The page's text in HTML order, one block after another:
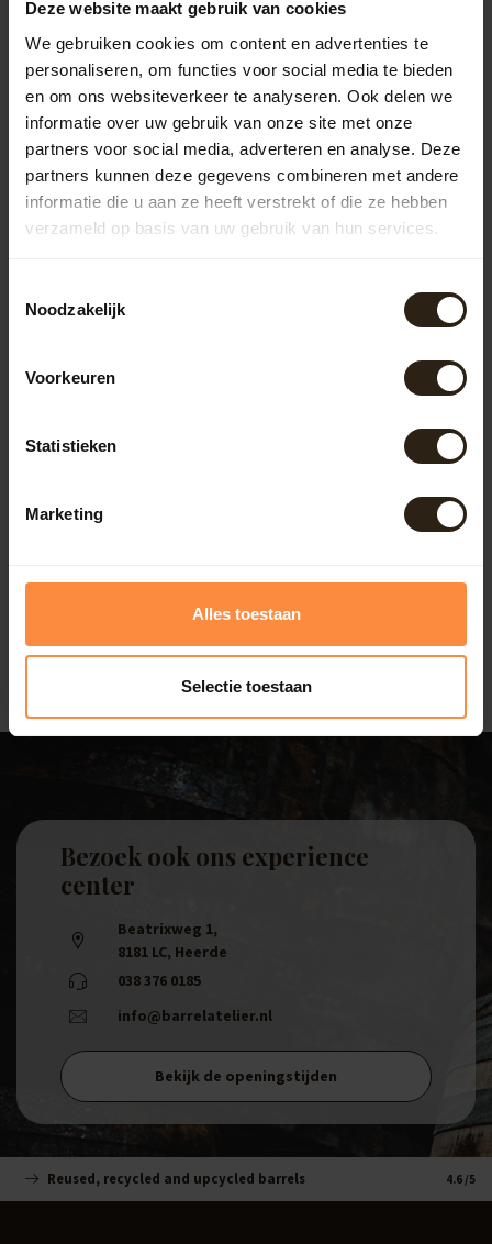
Deze website maakt gebruik van cookies
We gebruiken cookies om content en advertenties te
personaliseren, om functies voor social media te bieden
en om ons websiteverkeer te analyseren. Ook delen we
informatie over uw gebruik van onze site met onze
partners voor social media, adverteren en analyse. Deze
partners kunnen deze gegevens combineren met andere
informatie die u aan ze heeft verstrekt of die ze hebben
verzameld op basis van uw gebruik van hun services.
Noodzakelijk
Voorkeuren
Statistieken
Marketing
Alles toestaan
Selectie toestaan
hebben een strakke, moderne look en zijn duurzaam.
Kunststof regentonnen zijn lichtgewicht en
onderhoudsvriendelijk, maar missen vaak de charme van
natuurlijke materialen.
Houten regentonnen
De houten regentonnen van Barrel Atelier zijn vervaardigd
uit gerecyclede wijn-, whisky- of portvaten. Deze unieke
regentonnen combineren functionaliteit met een
robuuste uitstraling, waardoor ze een eyecatcher zijn in
elke tuin. Bovendien draagt het hergebruik van
Zinken regentonnen
weersomstandigheden en hebben een lange levensduur.
Voor extra gebruiksgemak bieden wij regentonnen met
een ingebouwde pomp of kraan. Hiermee kun je eenvoudig
Bezoek ook ons experience
center
Beatrixweg 1,
8181 LC, Heerde
038 376 0185
info@barrelatelier.nl
Bekijk de openingstijden
Reused, recycled and upcycled barrels 4.6 /5